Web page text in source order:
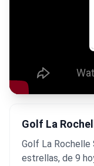
Golf La
Golf La Rochelle
estrellas, de 9